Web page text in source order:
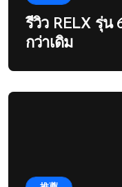
รีวิว RELX รุ่น
กว่าเดิม